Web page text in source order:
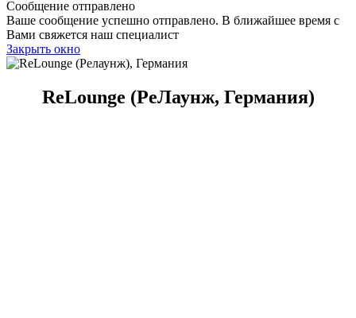
Сообщение отправлено
Ваше сообщение успешно отправлено. В ближайшее время с
Вами свяжется наш специалист
Закрыть окно
ReLounge (РеЛаунж, Германия)